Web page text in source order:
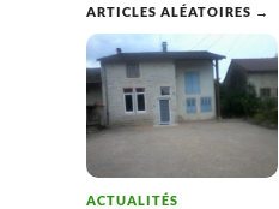
ARTICLES ALÉATOIRES →
ACTUALITÉS